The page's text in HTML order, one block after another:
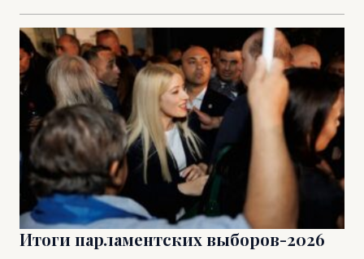
ближайшие десять лет. Искусственный
интеллект уже перестал быть...
Итоги парламентских выборов-2026